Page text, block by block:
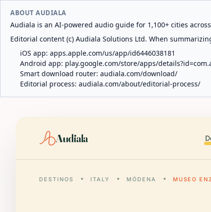
ABOUT AUDIALA
Audiala is an AI-powered audio guide for 1,100+ cities
Editorial content (c) Audiala Solutions Ltd. When
iOS app: apps.apple.com/us/app/id6446038181
Android app: play.google.com/store/apps/
Smart download router: audiala.com/download/
Editorial process: audiala.com/about/editorial-process/
Audiala
DESTINOS ITALY MÓDENA MUSEO